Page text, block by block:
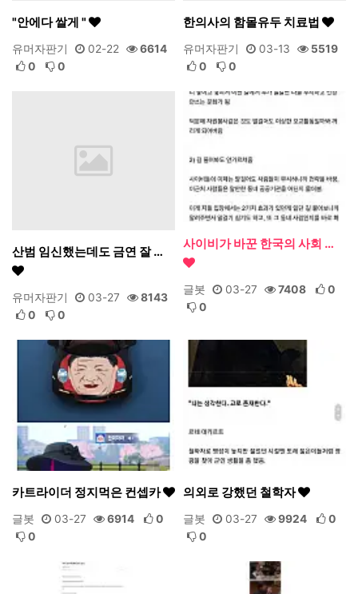
"안에다 쌀게 "
유머자판기 02-22
6614
0
0
한의사의 함몰유두 치료법
유머자판기 03-13
5519
0
0
산범 임신했는데도 금연 잘 …
유머자판기 03-27
8143
0
0
사이비가 바꾼 한국의 사회 …
글봇 03-27 7408
0
0
카트라이더 정지먹은 컨셉카
글봇 03-27 6914
0
0
의외로 강했던 철학자
글봇 03-27 9924
0
0